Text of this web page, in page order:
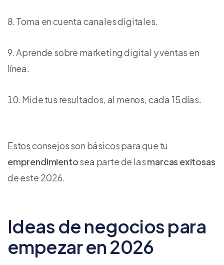
Toma en cuenta canales digitales.
Aprende sobre marketing digital y ventas en
línea.
Mide tus resultados, al menos, cada 15 días.
Estos consejos son básicos para que tu
emprendimientosea parte de lasmarcas exitosas
de este 2026.
Ideas de negocios para
empezar en 2026